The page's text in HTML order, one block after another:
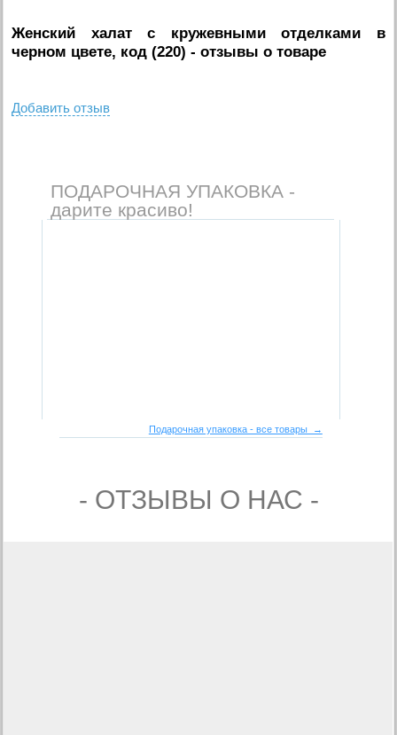
Женский халат с кружевными отделками в
черном цвете, код (220) - отзывы о товаре
Добавить отзыв
ПОДАРОЧНАЯ УПАКОВКА -
дарите красиво!
Подарочная упаковка - все товары →
- ОТЗЫВЫ О НАС -